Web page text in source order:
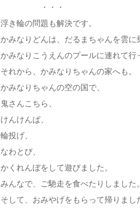
・・・
浮き輪の問題も解決です。
かみなりどんは、だるまちゃんを雲に
かみなりこうえんのプールに連れて行
それから、かみなりちゃんの家へも。
かみなりちゃんの空の国で、
鬼さんこちら、
けんけんぱ、
輪投げ、
なわとび、
かくれんぼをして遊びました。
みんなで、ご馳走を食べたりしました。
そして、おみやげをもらって帰りまし